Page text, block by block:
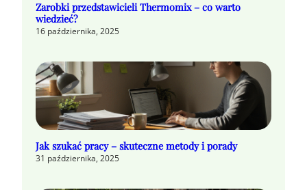
Zarobki przedstawicieli Thermomix – co warto
wiedzieć?
16 października, 2025
Jak szukać pracy – skuteczne metody i porady
31 października, 2025